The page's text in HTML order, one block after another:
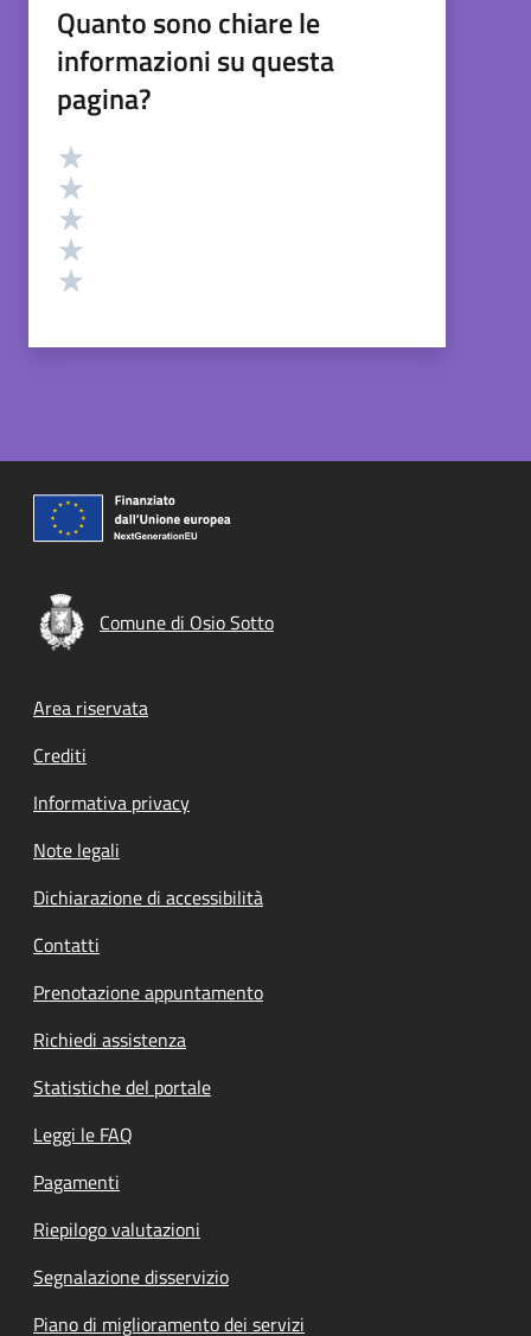
Quanto sono chiare le
informazioni su questa
pagina?
Valutazione
Comune di Osio Sotto
Footer menu
Area riservata
Crediti
Informativa privacy
Note legali
Dichiarazione di accessibilità
Contatti
Prenotazione appuntamento
Richiedi assistenza
Statistiche del portale
Leggi le FAQ
Pagamenti
Riepilogo valutazioni
Segnalazione disservizio
Piano di miglioramento dei servizi